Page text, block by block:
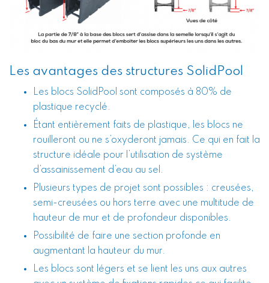
Les avantages des structures SolidPool
Les blocs SolidPool sont composés à 80% de
plastique recyclé.
Étant entièrement faits de plastique, les blocs ne
rouilleront ou ne s’oxyderont jamais. Ce qui en fait la
structure idéale pour l’utilisation de système
d’assainissement d’eau au sel.
Plusieurs types de projet sont possibles : creusées,
semi-creusées ou hors terre avec une multitude de
hauteur de mur et de profondeur disponibles.
Possibilité de faire une section profonde en
augmentant la hauteur du mur.
Les blocs sont légers et se lient les uns aux autres